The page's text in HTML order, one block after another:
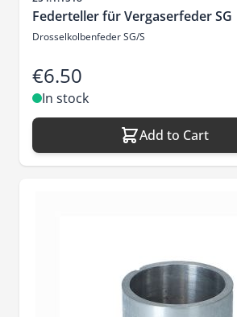
Federteller für Vergaserfeder SG
Drosselkolbenfeder SG/S
€6.50
In stock
Add to Cart